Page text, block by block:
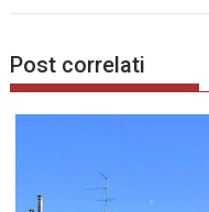
Post correlati